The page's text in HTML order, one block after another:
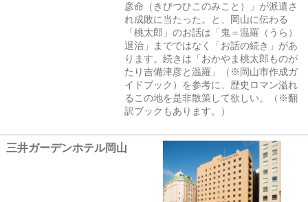
彦命（きびつひこのみこと）」が派遣さ
れ成敗に当たった。と、岡山に伝わる
「桃太郎」のお話は「鬼＝温羅（うら）
退治」までではなく「お話の続き」があ
ります。続きは「おかやま桃太郎ものが
たり吉備津彦と温羅」（※岡山市作成ガ
イドブック）を参考に、歴史ロマン溢れ
るこの地を是非散策して欲しい。（※翻
訳ブックもあります。）
三井ガーデンホテル岡山